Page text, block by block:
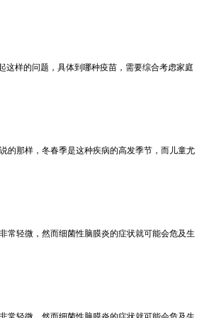
样的问题，具体到哪种疫苗，需要综合考虑家庭
的那样，冬春季是这种疾病的高发季节，而儿童尤
常轻微，然而细菌性脑膜炎的症状就可能会危及生